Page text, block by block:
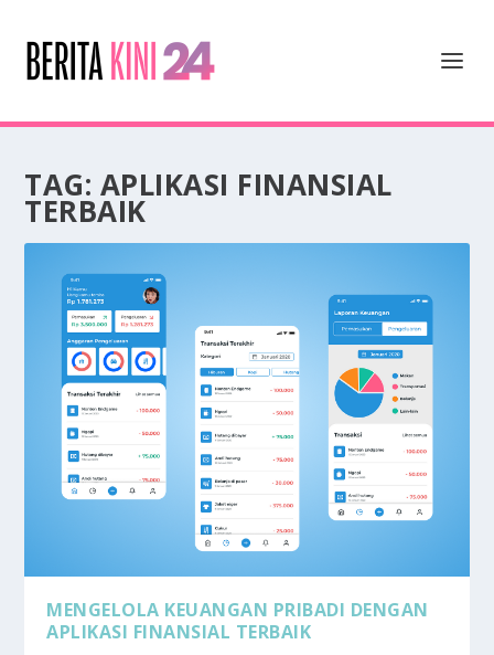
TAG: APLIKASI FINANSIAL
TERBAIK
MENGELOLA KEUANGAN PRIBADI DENGAN
APLIKASI FINANSIAL TERBAIK